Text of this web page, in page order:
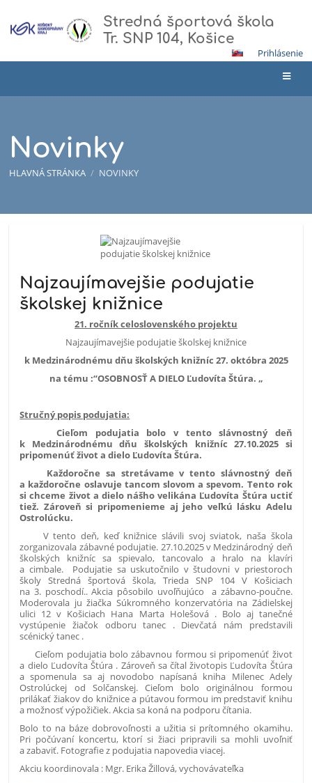
Stredná športová škola
Tr. SNP 104, Košice
Prihlásenie
Novinky
HLAVNÁ STRÁNKA / NOVINKY
Najzaujímavejšie podujatie
školskej knižnice
21. ročník celoslovenského projektu
Najzaujímavejšie podujatie školskej knižnice
k Medzinárodnému dňu školských knižníc 27. októbra 2025
na tému :“OSOBNOSŤ A DIELO Ľudovíta Štúra. „
Stručný popis podujatia:
Cieľom podujatia bolo v tento slávnostný deň
k Medzinárodnému dňu školských knižníc 27.10.2025 si
pripomenúť život a dielo Ľudovíta Štúra.
Každoročne sa stretávame v tento slávnostný deň
a každoročne oslavuje tancom slovom a spevom. Tento rok
si chceme život a dielo nášho velikána Ľudovíta Štúra uctiť
tiež. Zároveň si pripomenieme aj jeho veľkú lásku Adelu
Ostrolúcku.
V tento deň, keď knižnice slávili svoj sviatok, naša škola
zorganizovala zábavné podujatie. 27.10.2025 v Medzinárodný deň
školských knižníc sa spievalo, tancovalo a hralo na klavíri
a cimbale. Podujatie sa uskutočnilo v študovni v priestoroch
školy Stredná športová škola, Trieda SNP 104 V Košiciach
na 3. poschodí.. Akcia pôsobilo uvoľňujúco a zábavno-poučne.
Moderovala ju žiačka Súkromného konzervatória na Zádielskej
ulici 12 v Košiciach Hana Marta Holešová . Bolo aj tanečné
vystúpenie žiačok odboru tanec . Dievčatá nám predstavili
scénický tanec .
Cieľom podujatia bolo zábavnou formou si pripomenúť život
a dielo Ľudovíta Štúra . Zároveň sa čítal životopis Ľudovíta Štúra
a spomenula sa aj novodobo napísaná kniha Milenec Adely
Ostrolúckej od Solčanskej. Cieľom bolo originálnou formou
prilákať žiakov do knižnice a pútavou formou im predstaviť knihu
a možnosť výpožičiek. Akcia sa koná na podporu čítania.
Bolo to na báze dobrovoľnosti a užitia si prítomného okamihu.
Pri počúvaní koncertu, ktorí si žiaci pripravili sa mohli uvoľniť
a zabaviť. Fotografie z podujatia napovedia viacej.
Akciu koordinovala : Mgr. Erika Žillová, vychovávateľka